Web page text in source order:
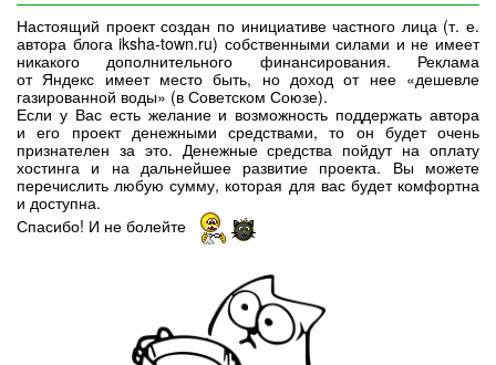
Настоящий проект создан по инициативе частного лица (т. е.
автора блога iksha-town.ru) собственными силами и не имеет
никакого дополнительного финансирования. Реклама
от Яндекс имеет место быть, но доход от нее «дешевле
газированной воды» (в Советском Союзе).
Если у Вас есть желание и возможность поддержать автора
и его проект денежными средствами, то он будет очень
признателен за это. Денежные средства пойдут на оплату
хостинга и на дальнейшее развитие проекта. Вы можете
перечислить любую сумму, которая для вас будет комфортна
и доступна.
Спасибо! И не болейте